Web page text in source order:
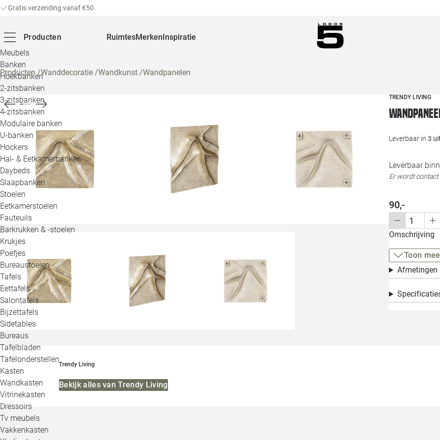
Gratis verzending vanaf €50
Producten
Meubels
Banken
Hoekbanken
2-zitsbanken
3-zitsbanken
4-zitsbanken
Modulaire banken
U-banken
Hockers
Hal- & Eetkamerbanken
Daybeds
Slaapbanken
Stoelen
Eetkamerstoelen
Fauteuils
Barkrukken & -stoelen
Krukjes
Poefjes
Bureaustoelen
Tafels
Eettafels
Salontafels
Bijzettafels
Sidetables
Bureaus
Tafelbladen
Tafelonderstellen
Kasten
Wandkasten
Vitrinekasten
Dressoirs
Tv meubels
Vakkenkasten
RuimtesMerkenInspiratie
Producten/Wanddecoratie /Wandkunst /Wandpanelen
TRENDY LIVING
Leverbaar in 3
Leverbaar
Er wordt
90,-
Omschrijving
Toon
Afmetingen
Trendy Living
Bekijk alles van Trendy Living